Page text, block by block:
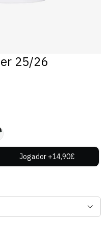
25/26
Jogador +14,90€